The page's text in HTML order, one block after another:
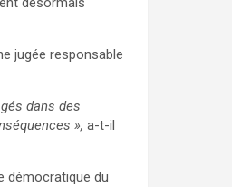
jugée responsable
dans des
», a-t-il
démocratique du